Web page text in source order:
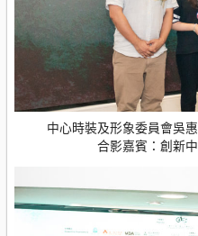
中心時裝及形象委員會吳
合影嘉賓：創新